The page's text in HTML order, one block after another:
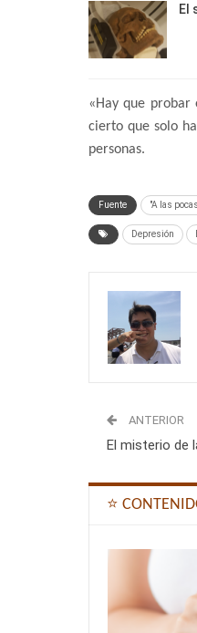
El
«Hay que probar
cierto que solo
personas.
Fuente "A las
Depresión
ANTERIOR
El misterio de
⭐